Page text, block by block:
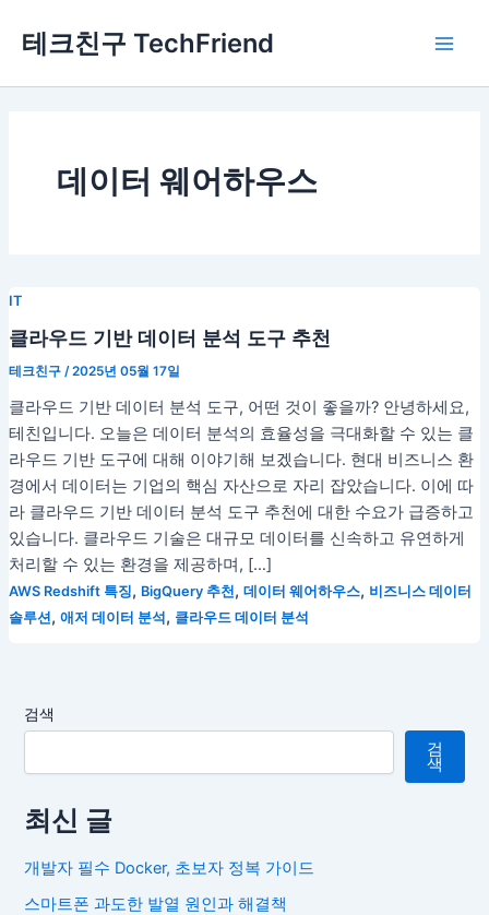
로
테크친구 TechFriend
데이터 웨어하우스
IT
클라우드 기반 데이터 분석 도구 추천
테크친구 /2025년 05월 17일
클라우드 기반 데이터 분석 도구, 어떤 것이 좋을까? 안녕하세요,
테친입니다. 오늘은 데이터 분석의 효율성을 극대화할 수 있는 클
라우드 기반 도구에 대해 이야기해 보겠습니다. 현대 비즈니스 환
경에서 데이터는 기업의 핵심 자산으로 자리 잡았습니다. 이에 따
라 클라우드 기반 데이터 분석 도구 추천에 대한 수요가 급증하고
있습니다. 클라우드 기술은 대규모 데이터를 신속하고 유연하게
처리할 수 있는 환경을 제공하며, […]
AWS Redshift 특징, BigQuery 추천, 데이터 웨어하우스, 비즈니스 데이터
솔루션, 애저 데이터 분석 , 클라우드 데이터 분석
검색
검
색
최신 글
개발자 필수 Docker, 초보자 정복 가이드
스마트폰 과도한 발열 원인과 해결책